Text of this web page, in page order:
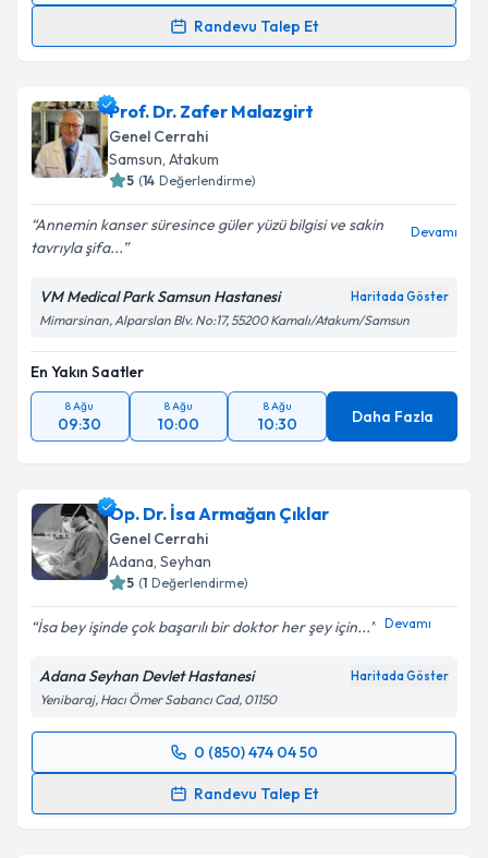
Randevu Talep Et
için bir takvim hazırlandığında e-posta ile
bilgilendireceğiz.
E-posta Adresiniz
Metni 'ni okudum ve kişisel verilerimin belirtilen
kapsamda işlenmesini kabul ediyorum.
Takvim Talebini Gönder
Prof. Dr. Zafer Malazgirt
Genel Cerrahi
Samsun, Atakum
5 (14 Değerlendirme)
Annemin kanser süresince güler yüzü bilgisi ve sakin
tavrıyla şifa...
Devamı
VM Medical Park Samsun Hastanesi Haritada Göster
Mimarsinan, Alparslan Blv. No:17, 55200 Kamalı/Atakum/Samsun
En Yakın Saatler
8 Ağu
09:30
8 Ağu
10:00
8 Ağu
10:30 Daha Fazla
Op. Dr. İsa Armağan Çıklar
Genel Cerrahi
Adana, Seyhan
5 (1 Değerlendirme)
İsa bey işinde çok başarılı bir doktor her şey için... Devamı
Adana Seyhan Devlet Hastanesi Haritada Göster
Yenibaraj, Hacı Ömer Sabancı Cad, 01150
0 (850) 474 04 50
Randevu Talep Et
Randevu Takvimi Talebi